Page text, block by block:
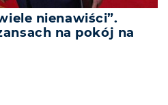
nienawiści”.
na pokój na